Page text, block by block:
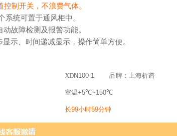
制开关，不浪费气体。
系统可置于通风柜中。
故障检测及报警功能。
示、时间递减显示，操作简单方便。
XDN100-1品牌：上海析谱
室温+5℃~150℃
长99小时59分钟